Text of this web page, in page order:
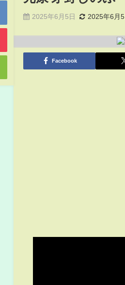
2025年6月5日 2025年6月5
Facebook